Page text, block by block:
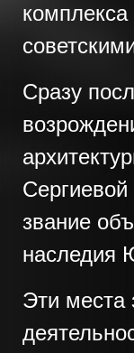
Сразу
звание
Эти места